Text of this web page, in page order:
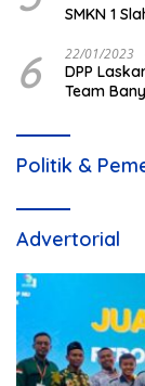
SMKN 1
6 22/01/2023
DPP
Team
Politik &
Advertorial